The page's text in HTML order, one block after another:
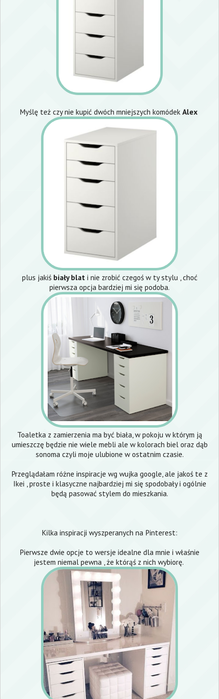
Myślę też czy nie kupić dwóch mniejszych komódek Alex
plus jakiś biały blati nie zrobić czegoś w ty stylu , choć
pierwsza opcja bardziej mi się podoba.
Toaletka z zamierzenia ma być biała, w pokoju w którym ją
umieszczę będzie nie wiele mebli ale w kolorach biel oraz dąb
sonoma czyli moje ulubione w ostatnim czasie.
Przeglądałam różne inspiracje wg wujka google, ale jakoś te z
Ikei , proste i klasyczne najbardziej mi się spodobały i ogólnie
będą pasować stylem do mieszkania.
Kilka inspiracji wyszperanych na Pinterest:
Pierwsze dwie opcje to wersje idealne dla mnie i właśnie
jestem niemal pewna , że którąś z nich wybiorę.